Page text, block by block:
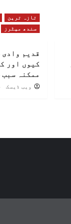
تازہ ترین
سندھ میٹرز
قدیم
کیوں اور
ممکنہ سبب
ویب ڈیسک